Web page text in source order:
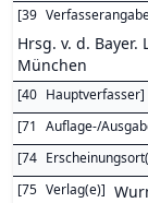
[39
Hrsg. v. d.
München
[40 Hauptverfasser]
[71 Auflage-/
[74
[75 Verlag(e)]